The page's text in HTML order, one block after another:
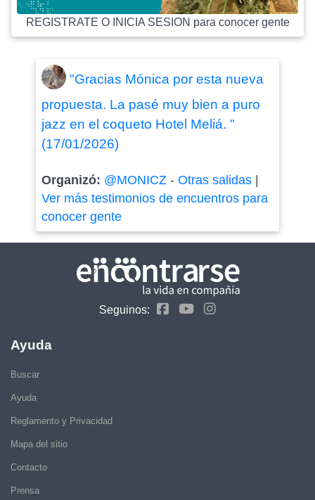
REGISTRATE O INICIA SESION para conocer gente
"Gracias Mónica por esta nueva
propuesta. La pasé muy bien a puro
jazz en el coqueto Hotel Meliá. "
(17/01/2026)
Organizó: @MONICZ- Otras salidas|
Ver más testimonios de encuentros para
conocer gente
Seguinos:
Ayuda
Buscar
Ayuda
Reglamento y Privacidad
Mapa del sitio
Contacto
Prensa